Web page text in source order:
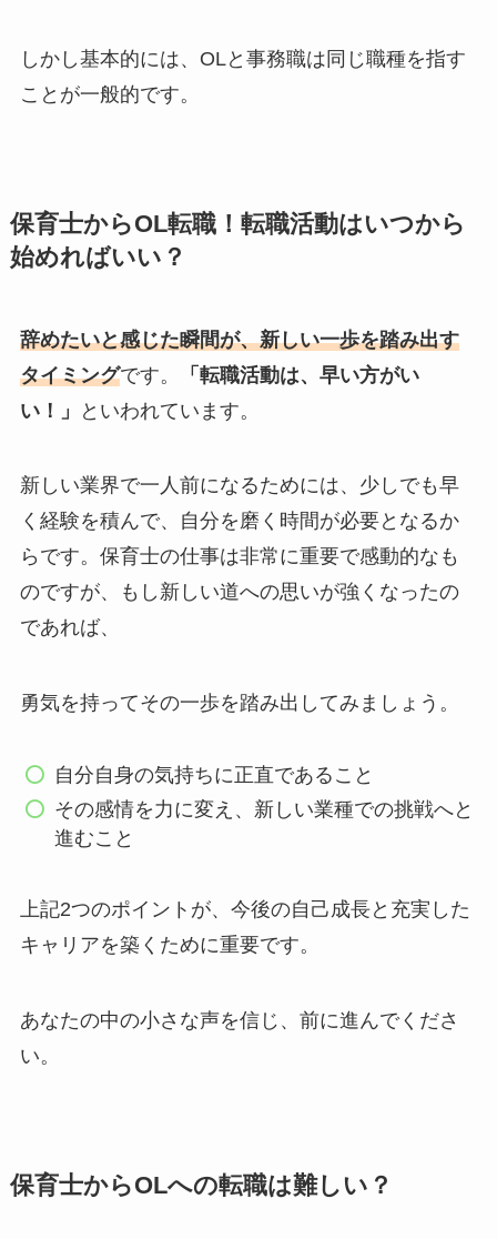
しかし基本的には、OLと事務職は同じ職種を指す
ことが一般的です。
保育士からOL転職！転職活動はいつから
始めればいい？
辞めたいと感じた瞬間が、新しい一歩を踏み出す
タイミングです。
「転職活動は、早い方がい
い！」
といわれています。
新しい業界で一人前になるためには、少しでも早
く経験を積んで、自分を磨く時間が必要となるか
らです。保育士の仕事は非常に重要で感動的なも
のですが、もし新しい道への思いが強くなったの
であれば、
勇気を持ってその一歩を踏み出してみましょう。
自分自身の気持ちに正直であること
その感情を力に変え、新しい業種での挑戦へと
進むこと
上記2つのポイントが、今後の自己成長と充実した
キャリアを築くために重要です。
あなたの中の小さな声を信じ、前に進んでくださ
い。
保育士からOLへの転職は難しい？